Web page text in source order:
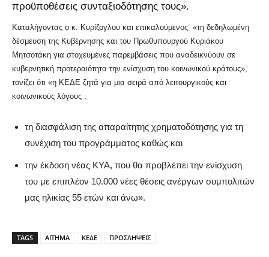
προϋποθέσεις συνταξιοδότησης τους».
Καταλήγοντας ο κ. Κυρίζογλου και επικαλούμενος «τη δεδηλωμένη
δέσμευση της Κυβέρνησης και του Πρωθυπουργού Κυριάκου
Μητσοτάκη για στοχευμένες παρεμβάσεις που αναδεικνύουν σε
κυβερνητική προτεραιότητα την ενίσχυση του κοινωνικού κράτους»,
τονίζει ότι «η ΚΕΔΕ ζητά για μια σειρά από λειτουργικούς και
κοινωνικούς λόγους :
τη διασφάλιση της απαραίτητης χρηματοδότησης για τη
συνέχιση του προγράμματος καθώς και
την έκδοση νέας ΚΥΑ, που θα προβλέπει την ενίσχυση
του με επιπλέον 10.000 νέες θέσεις ανέργων συμπολιτών
μας ηλικίας 55 ετών και άνω».
TAGS ΑΙΤΗΜΑ ΚΕΔΕ ΠΡΟΣΛΗΨΕΙΣ